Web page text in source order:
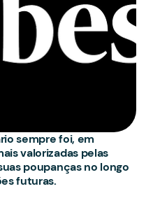
sempre foi, em
valorizadas pelas
poupanças no longo
futuras.